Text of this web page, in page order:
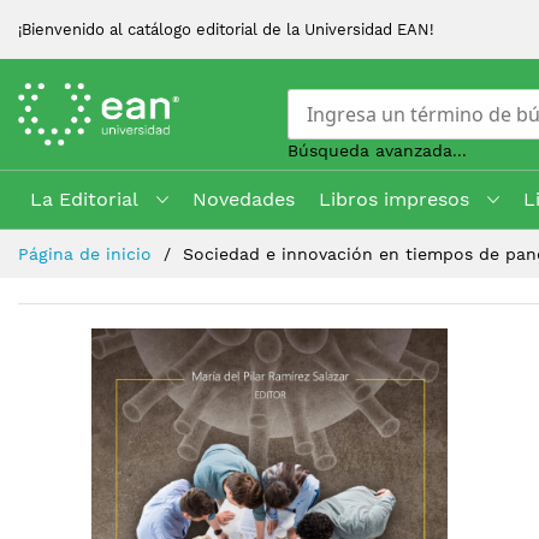
¡Bienvenido al catálogo editorial de la Universidad EAN!
Búsqueda avanzada...
La Editorial Novedades Libros impresos
Skip
Página de inicio Sociedad e innovación en tiempos de